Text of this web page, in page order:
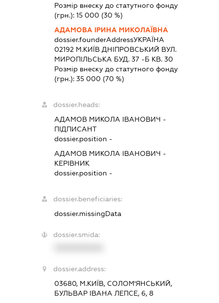
Розмір внеску до статутного фонду
(грн.):15 000 (30 %)
АДАМОВА ІРИНА МИКОЛАЇВНА
dossier.founderAddressУКРАЇНА
02192 М.КИЇВ ДНІПРОВСЬКИЙ ВУЛ.
МИРОПІЛЬСЬКА БУД. 37 -Б КВ. 30
Розмір внеску до статутного фонду
(грн.):35 000 (70 %)
dossier.heads:
АДАМОВ МИКОЛА ІВАНОВИЧ -
ПІДПИСАНТ
dossier.position -
АДАМОВ МИКОЛА ІВАНОВИЧ -
КЕРІВНИК
dossier.position -
dossier.beneficiaries:
dossier.missingData
dossier.smida:
dossier.address:
03680, М.КИЇВ, СОЛОМ'ЯНСЬКИЙ,
БУЛЬВАР ІВАНА ЛЕПСЕ, 6, 8